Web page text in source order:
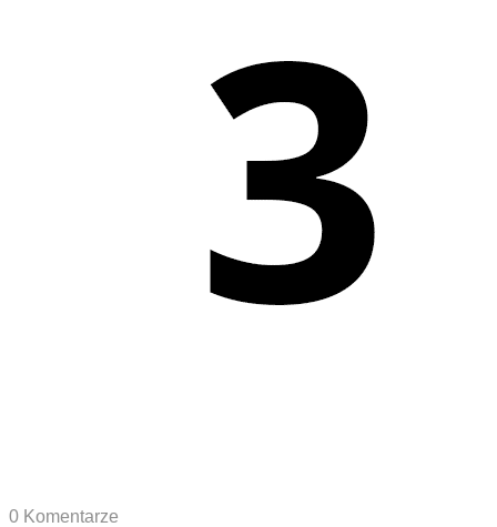
0 Komentarze